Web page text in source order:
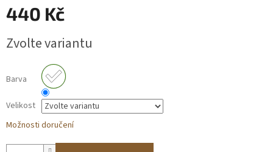
Přihlášení
440 Kč
cena:
Zvolte variantu
Barva
Velikost
Možnosti doručení